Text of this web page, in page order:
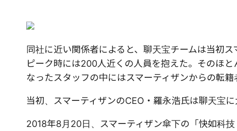
同社に近い関係者によると、聊天宝チームは当初
ピーク時には200人近くの人員を抱えた。そのほ
なったスタッフの中にはスマーティザンからの転籍
当初、スマーティザンのCEO・羅永浩氏は聊天宝に
2018年8月20日、スマーティザン傘下の「快如科